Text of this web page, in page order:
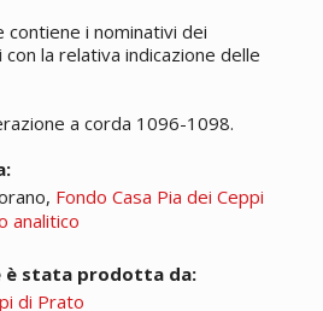
i nominativi dei
la relativa indicazione delle
a corda 1096-1098.
Fondo Casa Pia dei Ceppi
analitico
è stata prodotta da:
di Prato